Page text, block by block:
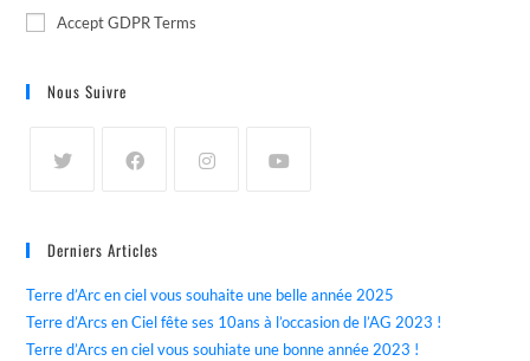
Accept GDPR Terms
Nous Suivre
Derniers Articles
Terre d’Arc en ciel vous souhaite une belle année 2025
Terre d’Arcs en Ciel fête ses 10ans à l’occasion de l’AG 2023 !
Terre d’Arcs en ciel vous souhiate une bonne année 2023 !